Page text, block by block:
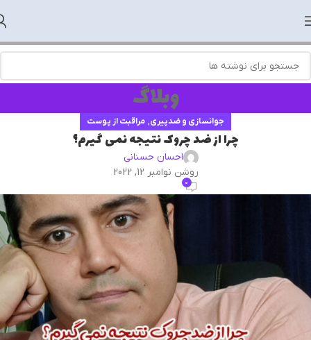
وبلاگ
جوانسازی و ضدپیری, مراقبت از پوست
چرا از ضد چروک نتیجه نمی گیرم؟
احسان حسنانی
روشن نوامبر 12, 2022
0